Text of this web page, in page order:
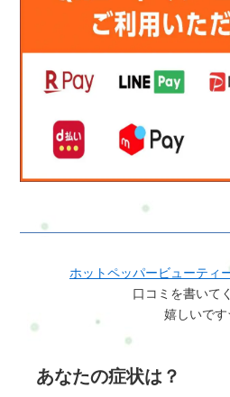
ホットペッパービューティ
口コミを書いて
嬉しいで
あなたの症状は？